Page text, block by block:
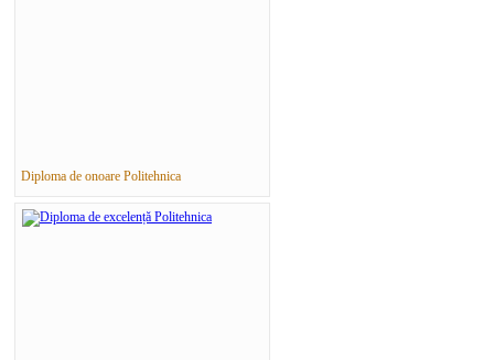
Diploma de onoare Politehnica